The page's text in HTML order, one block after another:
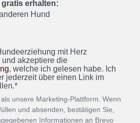
erhalten:
Hund
mit Herz
akzeptiere die
, welche ich gelesen habe. Ich
jederzeit über einen Link im
unsere Marketing-Plattform. Wenn
und absenden, bestätigen Sie,
Informationen an Brevo